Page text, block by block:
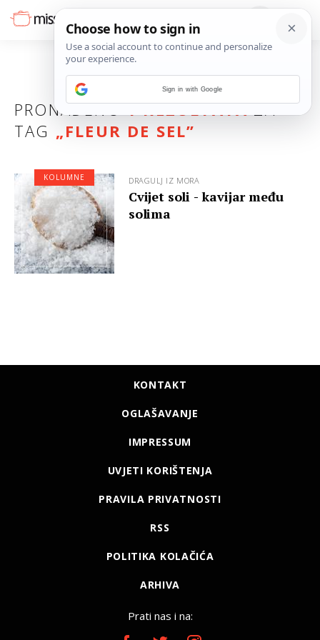
PRONAĐENO1 REZULTATAZA
TAG „FLEUR DE SEL”
DRAGULJ IZ MORA
Cvijet soli - kavijar među
solima
KOLUMNE
KONTAKT
OGLAŠAVANJE
IMPRESSUM
UVJETI KORIŠTENJA
PRAVILA PRIVATNOSTI
RSS
POLITIKA KOLAČIĆA
ARHIVA
Prati nas i na:
Sign in with Google